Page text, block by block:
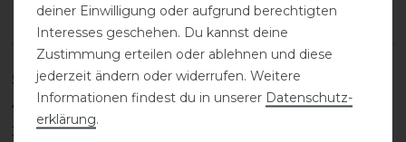
5
0
4
0
3
deiner Einwilligung oder aufgrund berechtigten
Interesses geschehen. Du kannst deine
Zustimmung erteilen oder ablehnen und diese
jederzeit ändern oder widerrufen. Weitere
Informationen findest du in unserer Daten­schutz­
erklärung.